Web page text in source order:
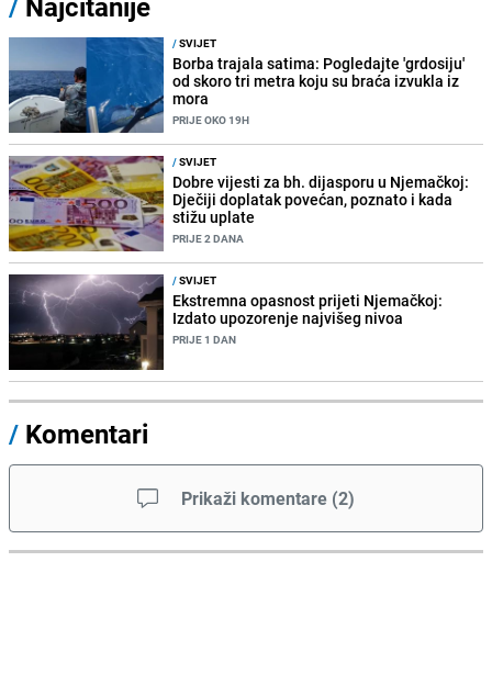
/SVIJET
Borba trajala satima: Pogledajte 'grdosiju'
od skoro tri metra koju su braća izvukla iz
mora
PRIJE OKO 19H
/SVIJET
Dobre vijesti za bh. dijasporu u Njemačkoj:
Dječiji doplatak povećan, poznato i kada
stižu uplate
PRIJE 2 DANA
/SVIJET
Ekstremna opasnost prijeti Njemačkoj:
Izdato upozorenje najvišeg nivoa
PRIJE 1 DAN
/ Komentari
Prikaži komentare (2)